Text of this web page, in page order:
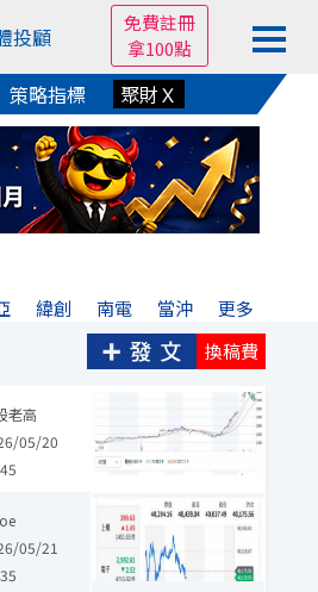
投顧
免費註冊
拿100點
策略指標 聚財Ｘ
緯創 南電 當沖 更多
換稿費
華新科 亞洲藏壽司
老高
05/20
科 立隆電 大毅 華新科
05/21